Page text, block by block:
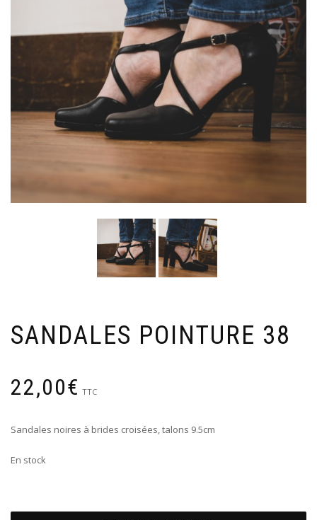
SANDALES POINTURE 38
22,00€ TTC
Sandales noires à brides croisées, talons 9.5cm
En stock